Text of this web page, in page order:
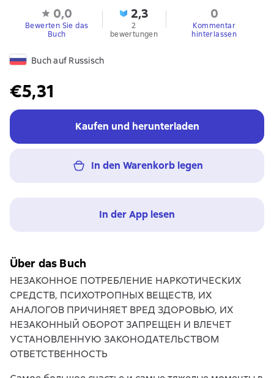
0,0
Bewerten Sie das
Buch
2,3
2
bewertungen
0
Kommentar
hinterlassen
Buch auf Russisch
€5,31
Kaufen und herunterladen
In den Warenkorb legen
In der App lesen
Über das Buch
НЕЗАКОННОЕ ПОТРЕБЛЕНИЕ НАРКОТИЧЕСКИХ
СРЕДСТВ, ПСИХОТРОПНЫХ ВЕЩЕСТВ, ИХ
АНАЛОГОВ ПРИЧИНЯЕТ ВРЕД ЗДОРОВЬЮ, ИХ
НЕЗАКОННЫЙ ОБОРОТ ЗАПРЕЩЕН И ВЛЕЧЕТ
УСТАНОВЛЕННУЮ ЗАКОНОДАТЕЛЬСТВОМ
ОТВЕТСТВЕННОСТЬ